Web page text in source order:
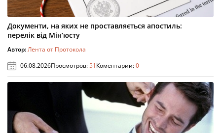
Документи, на яких не проставляється апостиль:
перелік від Мін’юсту
Автор:Лента от Протокола
06.08.2026Просмотров:51Коментарии:0